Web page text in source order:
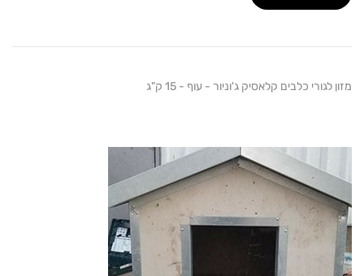
כלבים קלאסיק ג'וניור - עוף - 15 ק"ג